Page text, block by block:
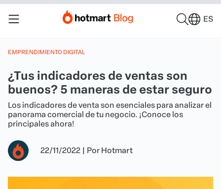
ES
EMPRENDIMIENTO DIGITAL
¿Tus indicadores de ventas son
buenos? 5 maneras de estar seguro
Los indicadores de venta son esenciales para analizar el
panorama comercial de tu negocio. ¡Conoce los
principales ahora!
22/11/2022 | Por Hotmart